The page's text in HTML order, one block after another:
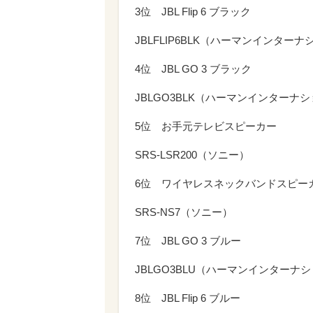
3位 JBL Flip 6 ブラック
JBLFLIP6BLK（ハーマンインターナ
4位 JBL GO 3 ブラック
JBLGO3BLK（ハーマンインターナシ
5位 お手元テレビスピーカー
SRS-LSR200（ソニー）
6位 ワイヤレスネックバンドスピー
SRS-NS7（ソニー）
7位 JBL GO 3 ブルー
JBLGO3BLU（ハーマンインターナシ
8位 JBL Flip 6 ブルー